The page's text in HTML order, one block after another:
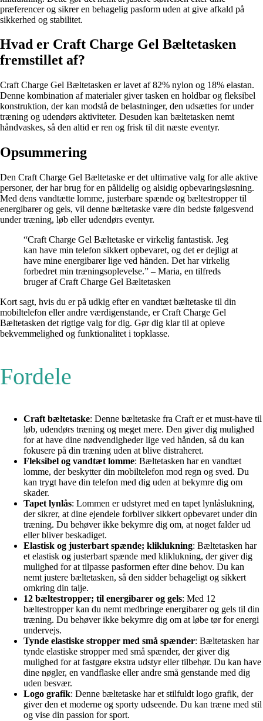
præferencer og sikrer en behagelig pasform uden at give afkald på
sikkerhed og stabilitet.
Hvad er Craft Charge Gel Bæltetasken
fremstillet af?
Craft Charge Gel Bæltetasken er lavet af 82% nylon og 18% elastan.
Denne kombination af materialer giver tasken en holdbar og fleksibel
konstruktion, der kan modstå de belastninger, den udsættes for under
træning og udendørs aktiviteter. Desuden kan bæltetasken nemt
håndvaskes, så den altid er ren og frisk til dit næste eventyr.
Opsummering
Den Craft Charge Gel Bæltetaske er det ultimative valg for alle aktive
personer, der har brug for en pålidelig og alsidig opbevaringsløsning.
Med dens vandtætte lomme, justerbare spænde og bæltestropper til
energibarer og gels, vil denne bæltetaske være din bedste følgesvend
under træning, løb eller udendørs eventyr.
“Craft Charge Gel Bæltetaske er virkelig fantastisk. Jeg
kan have min telefon sikkert opbevaret, og det er dejligt at
have mine energibarer lige ved hånden. Det har virkelig
forbedret min træningsoplevelse.” – Maria, en tilfreds
bruger af Craft Charge Gel Bæltetasken
Kort sagt, hvis du er på udkig efter en vandtæt bæltetaske til din
mobiltelefon eller andre værdigenstande, er Craft Charge Gel
Bæltetasken det rigtige valg for dig. Gør dig klar til at opleve
bekvemmelighed og funktionalitet i topklasse.
Fordele
Craft bæltetaske: Denne bæltetaske fra Craft er et must-have til
løb, udendørs træning og meget mere. Den giver dig mulighed
for at have dine nødvendigheder lige ved hånden, så du kan
fokusere på din træning uden at blive distraheret.
Fleksibel og vandtæt lomme: Bæltetasken har en vandtæt
lomme, der beskytter din mobiltelefon mod regn og sved. Du
kan trygt have din telefon med dig uden at bekymre dig om
skader.
Tapet lynlås: Lommen er udstyret med en tapet lynlåslukning,
der sikrer, at dine ejendele forbliver sikkert opbevaret under din
træning. Du behøver ikke bekymre dig om, at noget falder ud
eller bliver beskadiget.
Elastisk og justerbart spænde; kliklukning: Bæltetasken har
et elastisk og justerbart spænde med kliklukning, der giver dig
mulighed for at tilpasse pasformen efter dine behov. Du kan
nemt justere bæltetasken, så den sidder behageligt og sikkert
omkring din talje.
12 bæltestropper; til energibarer og gels: Med 12
bæltestropper kan du nemt medbringe energibarer og gels til din
træning. Du behøver ikke bekymre dig om at løbe tør for energi
undervejs.
Tynde elastiske stropper med små spænder: Bæltetasken har
tynde elastiske stropper med små spænder, der giver dig
mulighed for at fastgøre ekstra udstyr eller tilbehør. Du kan have
dine nøgler, en vandflaske eller andre små genstande med dig
uden besvær.
Logo grafik: Denne bæltetaske har et stilfuldt logo grafik, der
giver den et moderne og sporty udseende. Du kan træne med stil
og vise din passion for sport.